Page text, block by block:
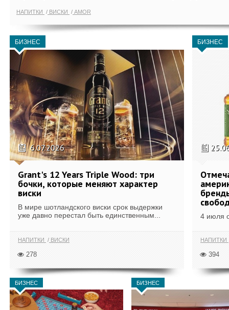
НАПИТКИ ВИСКИ AMOR
БИЗНЕС
6.07.2026
Grant's 12 Years Triple Wood: три
бочки, которые меняют характер
виски
В мире шотландского виски срок выдержки
уже давно перестал быть единственным...
НАПИТКИ ВИСКИ
278
БИЗНЕС
4 июля
НАПИТКИ
394
БИЗНЕС БИЗНЕС